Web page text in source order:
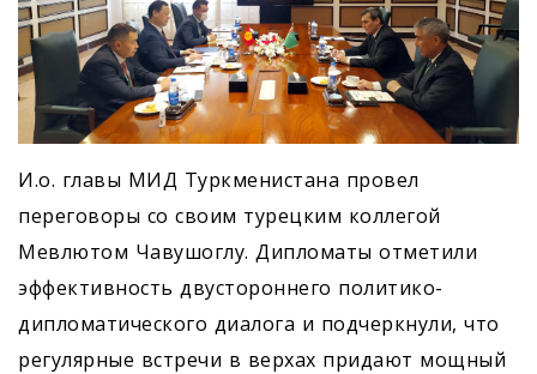
И.о. главы МИД Туркменистана провел
переговоры со своим турецким коллегой
Мевлютом Чавушоглу. Дипломаты отметили
эффективность двустороннего политико-
дипломатического диалога и подчеркнули, что
регулярные встречи в верхах придают мощный